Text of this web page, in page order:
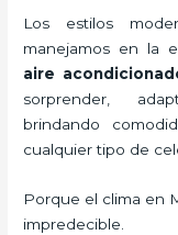
Los estilos
manejamos en la
aire
sorprender,
brindando
cualquier tipo de
Porque el clima en
impredecible.